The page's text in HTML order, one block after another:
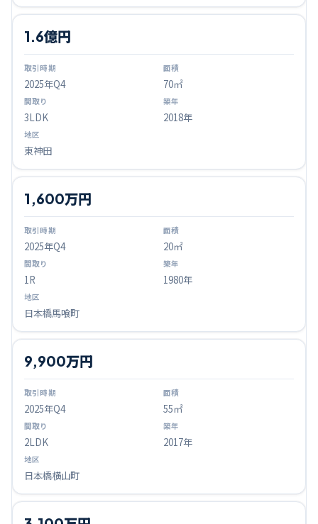
2025年Q4
1.6億円
70㎡
3LDK 2018年
東神田
2025年Q4
1,600万円
20㎡
1R 1980年
日本橋馬喰町
2025年Q4
9,900万円
55㎡
2LDK 2017年
日本橋横山町